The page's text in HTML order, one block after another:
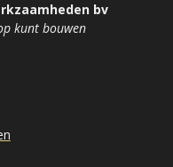
bv
kunt bouwen